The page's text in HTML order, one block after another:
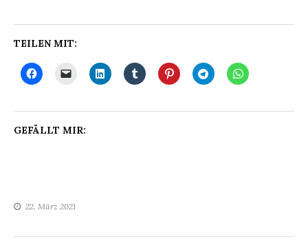
TEILEN MIT:
GEFÄLLT MIR:
22. März 2021